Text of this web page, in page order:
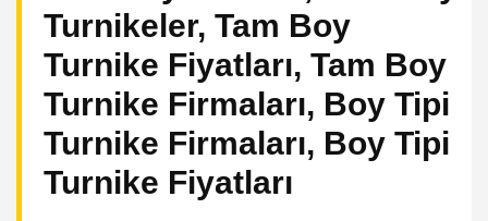
Turnikeler, Tam Boy
Turnike Fiyatları, Tam Boy
Turnike Firmaları, Boy Tipi
Turnike Firmaları, Boy Tipi
Turnike Fiyatları